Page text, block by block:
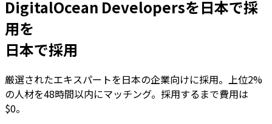
DigitalOcean Developersを日本で採
用を
日本で採用
厳選されたエキスパートを日本の企業向けに採用。上位2%
の人材を48時間以内にマッチング。採用するまで費用は
$0。